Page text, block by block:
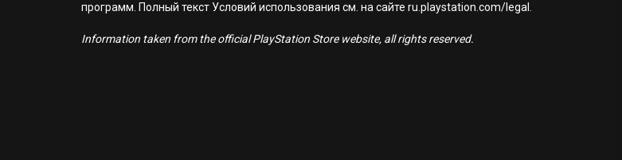
программ. Полный текст Условий использования см. на сайте ru.playstation.com/legal.
Information taken from the official PlayStation Store website, all rights reserved.